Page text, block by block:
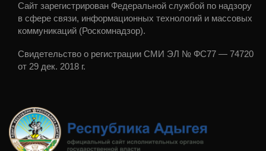
Сайт зарегистрирован Федеральной службой по надзору
в сфере связи, информационных технологий и массовых
коммуникаций (Роскомнадзор).
Свидетельство о регистрации СМИ ЭЛ № ФС77 — 74720
от 29 дек. 2018 г.